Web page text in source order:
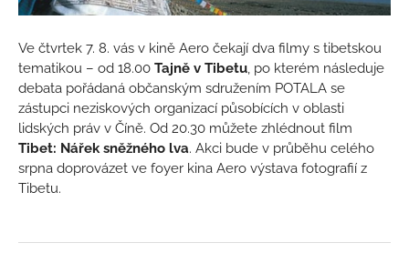
Ve čtvrtek 7. 8. vás v kině Aero čekají dva filmy s tibetskou
tematikou – od 18.00 Tajně v Tibetu, po kterém následuje
debata pořádaná občanským sdružením POTALA se
zástupci neziskových organizací působících v oblasti
lidských práv v Číně. Od 20.30 můžete zhlédnout film
Tibet: Nářek sněžného lva. Akci bude v průběhu celého
srpna doprovázet ve foyer kina Aero výstava fotografií z
Tibetu.